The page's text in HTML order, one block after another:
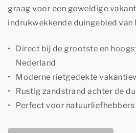
graag voor een geweldige
indrukwekkende duingebied van
Direct bij de grootste en
Nederland
Moderne rietgedekte
Rustig zandstrand achter de
Perfect voor natuurliefhebbers